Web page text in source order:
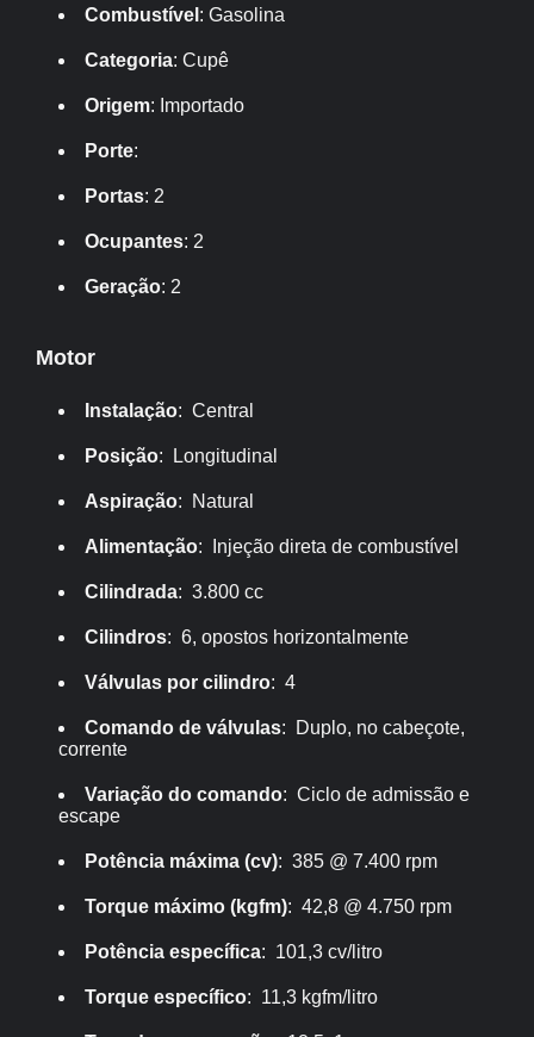
Combustível : Gasolina
Categoria: Cupê
Origem: Importado
Porte:
Portas: 2
Ocupantes: 2
Geração: 2
Motor
Instalação: Central
Posição: Longitudinal
Aspiração: Natural
Alimentação: Injeção direta de combustível
Cilindrada: 3.800 cc
Cilindros: 6, opostos horizontalmente
Válvulas por cilindro: 4
Comando de válvulas: Duplo, no cabeçote,
corrente
Variação do comando: Ciclo de admissão e
escape
Potência máxima (cv): 385 @ 7.400 rpm
Torque máximo (kgfm): 42,8 @ 4.750 rpm
Potência específica: 101,3 cv/litro
Torque específico: 11,3 kgfm/litro